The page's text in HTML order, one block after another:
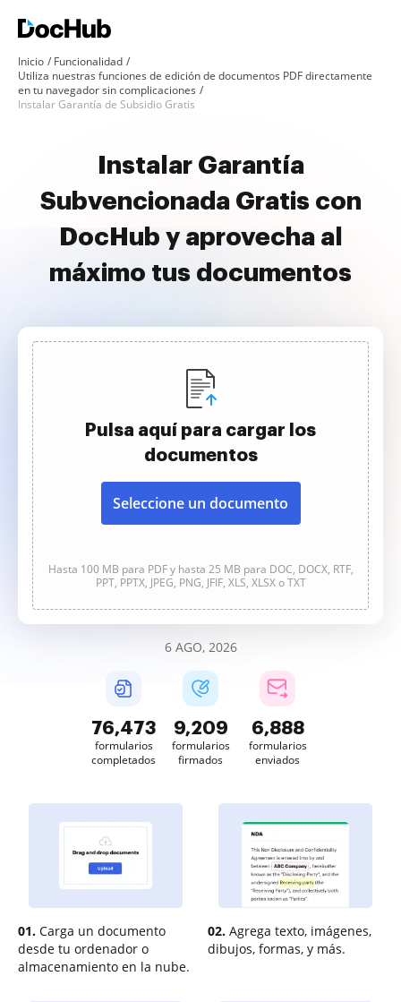
Inicio
Funcionalidad
Utiliza nuestras funciones de edición de documentos PDF directamente
en tu navegador sin complicaciones
Instalar Garantía de Subsidio Gratis
Instalar Garantía
Subvencionada Gratis con
DocHub y aprovecha al
máximo tus documentos
Pulsa aquí para cargar los
documentos
Seleccione un documento
Hasta 100 MB para PDF y hasta 25 MB para DOC, DOCX, RTF,
PPT, PPTX, JPEG, PNG, JFIF, XLS, XLSX o TXT
6 AGO, 2026
76,473
formularios
completados
9,209
formularios
firmados
6,888
formularios
enviados
01. Carga un documento
desde tu ordenador o
almacenamiento en la nube.
02. Agrega texto, imágenes,
dibujos, formas, y más.